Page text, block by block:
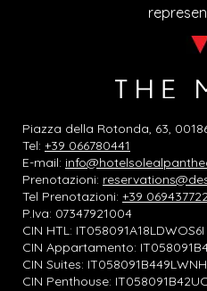
Piazza della Rotonda, 63,
Tel: +39 066780441
E-mail:
Prenotazioni:
Tel Prenotazioni: +39
P.Iva: 07347921004
CIN HTL: IT058091A18LDWOS6I
CIN Appartamento:
CIN Suites:
CIN Penthouse: